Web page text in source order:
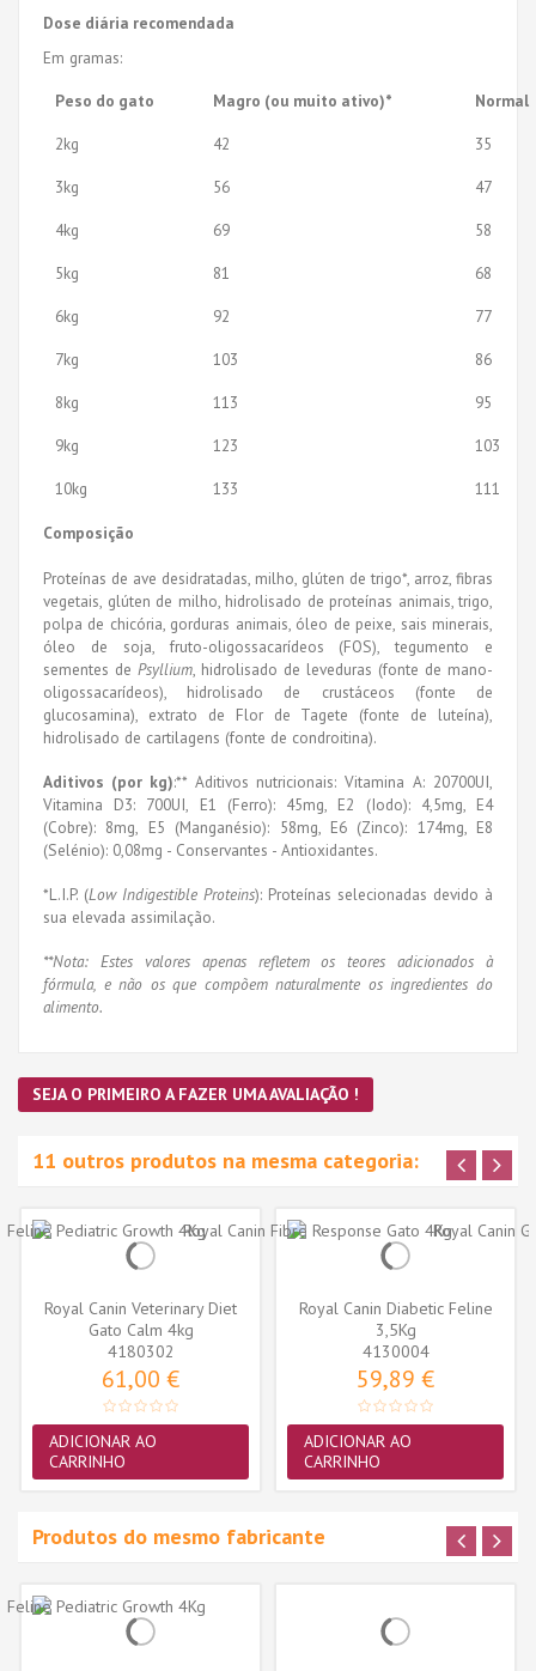
Dose diária recomendada
Em gramas:
Peso do gato
Magro (ou muito ativo)*
Normal
2kg
42
35
3kg
56
47
4kg
69
58
5kg
81
68
6kg
92
77
7kg
103
86
8kg
113
95
9kg
123
103
10kg
133 111
Composição
Proteínas de ave desidratadas, milho, glúten de trigo*, arroz, fibras
vegetais, glúten de milho, hidrolisado de proteínas animais, trigo,
polpa de chicória, gorduras animais, óleo de peixe, sais minerais,
óleo de soja, fruto-oligossacarídeos (FOS), tegumento e
sementes de Psyllium, hidrolisado de leveduras (fonte de mano-
oligossacarídeos), hidrolisado de crustáceos (fonte de
glucosamina), extrato de Flor de Tagete (fonte de luteína),
hidrolisado de cartilagens (fonte de condroitina).
Aditivos (por kg):** Aditivos nutricionais: Vitamina A: 20700UI,
Vitamina D3: 700UI, E1 (Ferro): 45mg, E2 (Iodo): 4,5mg, E4
(Cobre): 8mg, E5 (Manganésio): 58mg, E6 (Zinco): 174mg, E8
(Selénio): 0,08mg - Conservantes - Antioxidantes.
*L.I.P. (Low Indigestible Proteins): Proteínas selecionadas devido à
sua elevada assimilação.
**Nota: Estes valores apenas refletem os teores adicionados à
fórmula, e não os que compõem naturalmente os ingredientes do
alimento.
SEJA O PRIMEIRO A FAZER UMA AVALIAÇÃO !
11 outros produtos na mesma categoria:
Royal Canin Veterinary Diet
Gato Calm 4kg
4180302
61,00 €
ADICIONAR AO
CARRINHO
Royal Canin Diabetic Feline
3,5Kg
4130004
59,89 €
ADICIONAR AO
CARRINHO
Produtos do mesmo fabricante